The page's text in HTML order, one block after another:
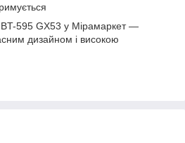
595 GX53 у Мірамаркет —
дизайном і високою